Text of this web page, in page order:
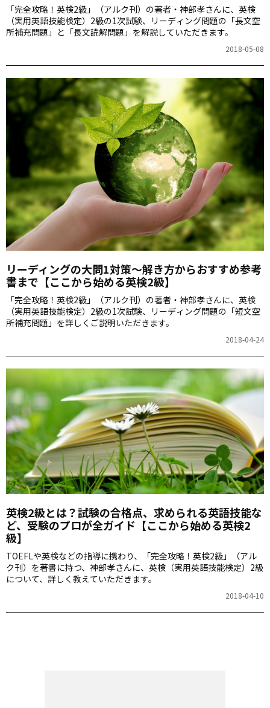
「完全攻略！英検2級」（アルク刊）の著者・神部孝さんに、英検
（実用英語技能検定）2級の1次試験、リーディング問題の「長文空
所補充問題」と「長文読解問題」を解説していただきます。
2018-05-08
リーディングの大問1対策～解き方からおすすめ参考
書まで【ここから始める英検2級】
「完全攻略！英検2級」（アルク刊）の著者・神部孝さんに、英検
（実用英語技能検定）2級の1次試験、リーディング問題の「短文空
所補充問題」を詳しくご説明いただきます。
2018-04-24
英検2級とは？試験の合格点、求められる英語技能な
ど、受験のプロが全ガイド【ここから始める英検2
級】
TOEFLや英検などの指導に携わり、「完全攻略！英検2級」（アル
ク刊）を著書に持つ、神部孝さんに、英検（実用英語技能検定）2級
について、詳しく教えていただきます。
2018-04-10